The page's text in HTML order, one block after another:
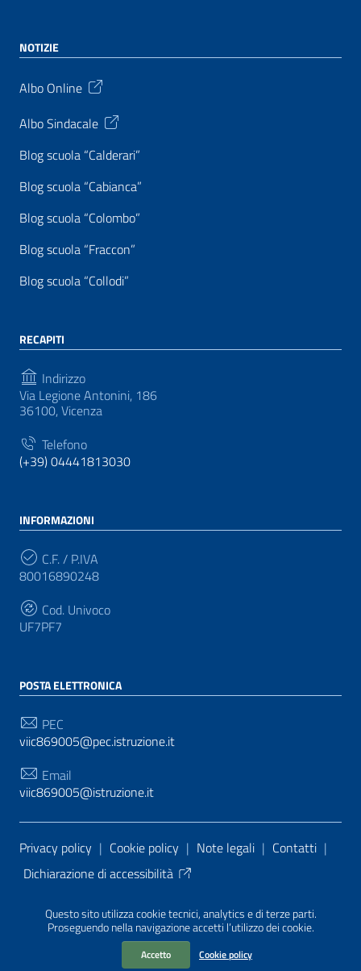
Questo sito utilizza cookie tecnici, analytics e di terze parti.
Proseguendo nella navigazione accetti l’utilizzo dei cookie.
Accetto Cookie policy
NOTIZIE
Albo Online
Albo Sindacale
Blog scuola “Calderari”
Blog scuola “Cabianca”
Blog scuola “Colombo”
Blog scuola “Fraccon”
Blog scuola “Collodi”
RECAPITI
Indirizzo
Via Legione Antonini, 186
36100, Vicenza
Telefono
(+39) 04441813030
INFORMAZIONI
C.F. / P.IVA
80016890248
Cod. Univoco
UF7PF7
POSTA ELETTRONICA
PEC
viic869005@pec.istruzione.it
Email
viic869005@istruzione.it
Sezione Link Utili
Privacy policy | Cookie policy | Note legali | Contatti |
Dichiarazione di accessibilità
PA di AgID
| Realizzato con WordPress
da